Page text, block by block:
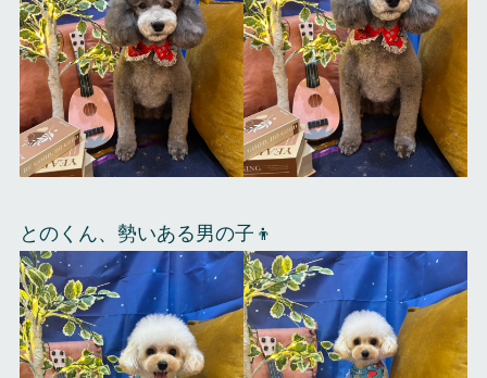
とのくん、勢いある男の子👦